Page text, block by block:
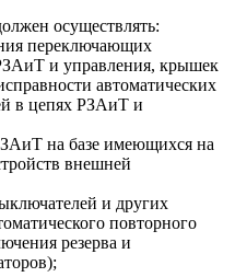
осуществлять:
переключающих
и управления, крышек
автоматических
в цепях РЗАиТ и
на базе имеющихся на
внешней
и других
повторного
резерва и